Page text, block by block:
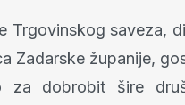
Trgovinskog saveza,
Zadarske županije,
za dobrobit šire